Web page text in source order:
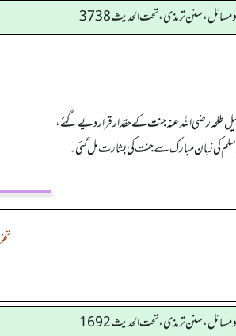
و مسائل، سنن ترمذی، تحت الحديث 3738
طلحہ رضی اللہ عنہ جنت کے حقدار قرار دیے گئے،
وسلم کی زبان مبارک سے جنت کی بشارت مل گئی۔
و مسائل، سنن ترمذی، تحت الحديث 1692